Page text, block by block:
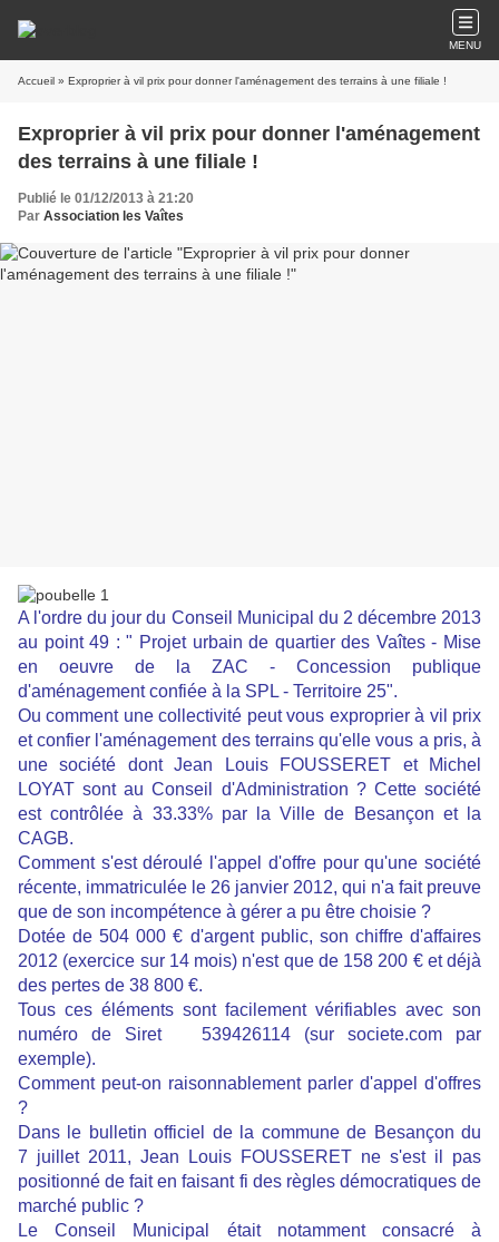
MENU
Accueil » Exproprier à vil prix pour donner l'aménagement des terrains à une filiale !
Exproprier à vil prix pour donner l'aménagement
des terrains à une filiale !
Publié le 01/12/2013 à 21:20
Par Association les Vaîtes
A l'ordre du jour du Conseil Municipal du 2 décembre 2013
au point 49 : " Projet urbain de quartier des Vaîtes - Mise
en oeuvre de la ZAC - Concession publique
d'aménagement confiée à la SPL - Territoire 25".
Ou comment une collectivité peut vous exproprier à vil prix
et confier l'aménagement des terrains qu'elle vous a pris, à
une société dont Jean Louis FOUSSERET et Michel
LOYAT sont au Conseil d'Administration ? Cette société
est contrôlée à 33.33% par la Ville de Besançon et la
CAGB.
Comment s'est déroulé l'appel d'offre pour qu'une société
récente, immatriculée le 26 janvier 2012, qui n'a fait preuve
que de son incompétence à gérer a pu être choisie ?
Dotée de 504 000 € d'argent public, son chiffre d'affaires
2012 (exercice sur 14 mois) n'est que de 158 200 € et déjà
des pertes de 38 800 €.
Tous ces éléments sont facilement vérifiables avec son
numéro de Siret 539426114
(sur societe.com par
exemple).
Comment peut-on raisonnablement parler d'appel d'offres
?
Dans le bulletin officiel de la commune de Besançon du
7 juillet 2011, Jean Louis FOUSSERET ne s'est il pas
positionné de fait en faisant fi des règles démocratiques de
marché public ?
Le Conseil Municipal était notamment consacré à